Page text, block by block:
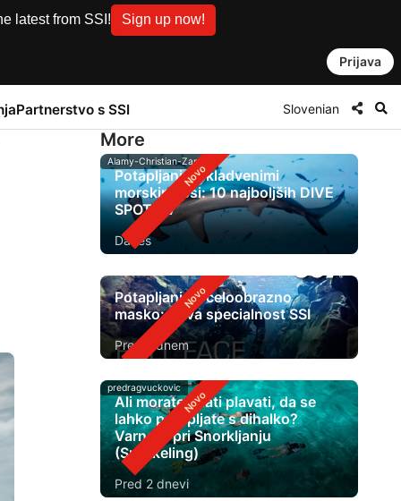
latest from SSI! Sign up now!
Prijava
Partnerstvo s SSI Slovenian
More
Alamy-Christian-Zappel
Potapljanje s kladvenimi
morskimi psi: 10 najboljših DIVE
SPOT-ov
Danes
Potapljanje s celoobrazno
masko: nova specialnost SSI
Pred 1 dnem
predragvuckovic
Ali morate znati plavati, da se
lahko potapljate s dihalko?
Varnost pri Snorkljanju
(Snorkeling)
Pred 2 dnevi